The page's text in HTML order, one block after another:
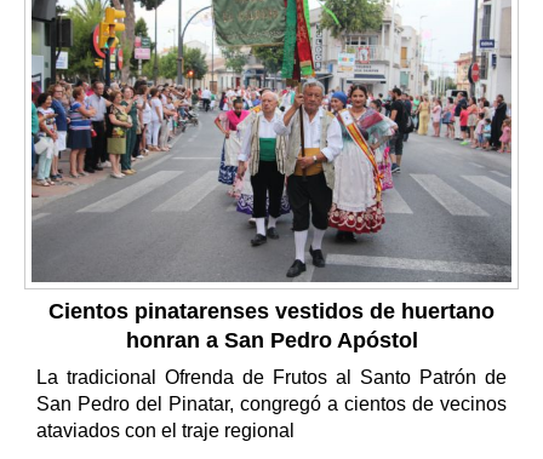
Cientos pinatarenses vestidos de huertano
honran a San Pedro Apóstol
La tradicional Ofrenda de Frutos al Santo Patrón de
San Pedro del Pinatar, congregó a cientos de vecinos
ataviados con el traje regional